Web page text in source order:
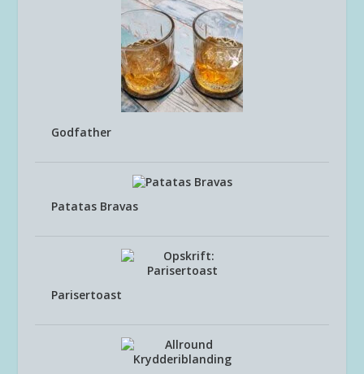
Godfather
Patatas Bravas
Parisertoast